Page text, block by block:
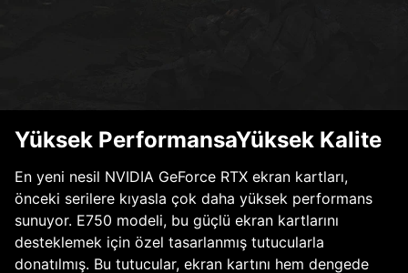
Yüksek PerformansaYüksek Kalite
En yeni nesil NVIDIA GeForce RTX ekran kartları,
önceki serilere kıyasla çok daha yüksek performans
sunuyor. E750 modeli, bu güçlü ekran kartlarını
desteklemek için özel tasarlanmış tutucularla
donatılmış. Bu tutucular, ekran kartını hem dengede